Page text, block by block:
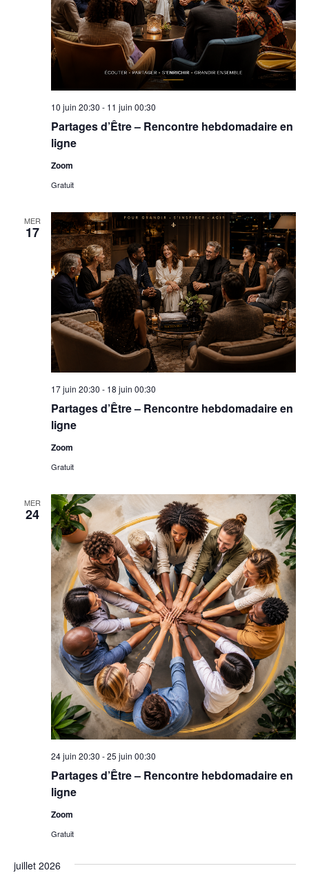
Partages d’Être – Rencontre hebdomadaire en
ligne
10 juin 20:30 - 11 juin 00:30
Zoom
Gratuit
MER
17
Partages d’Être – Rencontre hebdomadaire en
ligne
17 juin 20:30 - 18 juin 00:30
Zoom
Gratuit
MER
24
Partages d’Être – Rencontre hebdomadaire en
ligne
24 juin 20:30 -25 juin 00:30
Zoom
Gratuit
juillet 2026